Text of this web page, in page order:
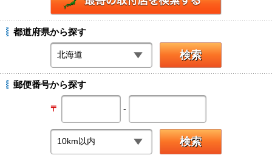
都道府県から探す
郵便番号から探す
〒 -